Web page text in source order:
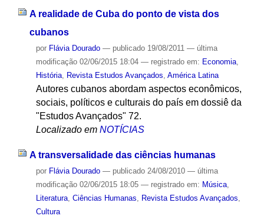
A realidade de Cuba do ponto de vista dos
cubanos
por Flávia Dourado — publicado19/08/2011 — última
modificação02/06/2015 18:04 — registrado em: Economia,
História, Revista Estudos Avançados América Latina
Autores cubanos abordam aspectos econômicos,
sociais, políticos e culturais do país em dossiê da
"Estudos Avançados" 72.
Localizado em NOTÍCIAS
A transversalidade das ciências humanas
por Flávia Dourado — publicado24/08/2010 — última
modificação02/06/2015 18:05 — registrado em: Música,
Literatura, Ciências Humanas Revista Estudos Avançados
Cultura